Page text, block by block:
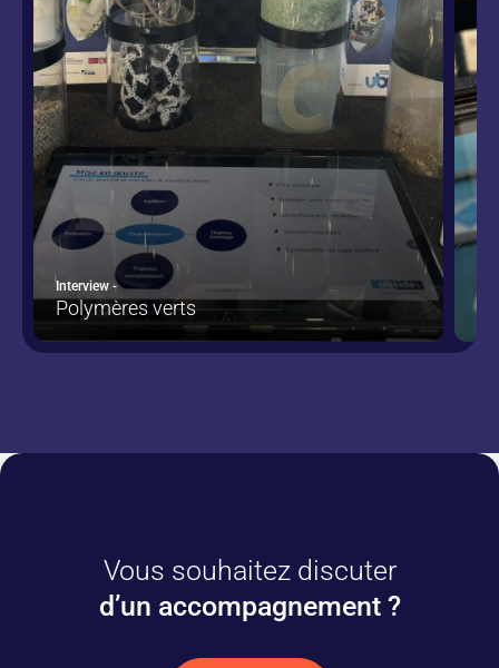
Interview -
Polymères verts
Vous souhaitez discuter
d’un accompagnement ?